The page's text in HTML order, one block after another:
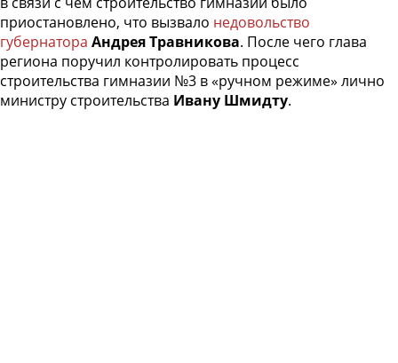
приостановлено, что вызвало недовольство
губернатора Андрея Травникова. После чего глава
региона поручил контролировать процесс
строительства гимназии №3 в «ручном режиме» лично
министру строительства Ивану Шмидту.